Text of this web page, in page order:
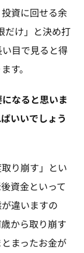
資に回せる余
だけ」と決め打
目で見ると得
す。
なると思いま
いいでしょう
り崩す」とい
資金といって
違いますの
から取り崩す
まったお金が